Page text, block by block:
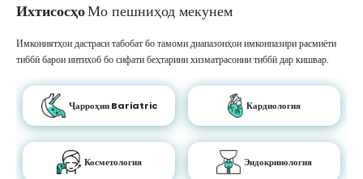
ИхтисосҳоМо пешниҳод мекунем
Имкониятҳои дастраси табобат бо тамоми диапазонҳои имконпазири расмиёти
тиббӣ барои интихоб бо сифати беҳтарини хизматрасонии тиббӣ дар кишвар.
Ҷарроҳии Bariatric Кардиология
Косметология Эндокринология